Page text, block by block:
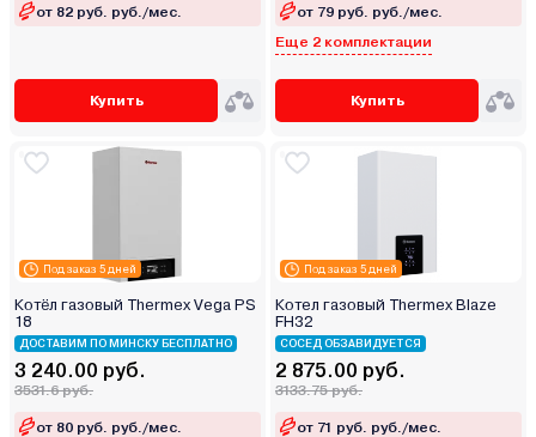
от 82 руб. руб./мес.
Купить
от 79 руб. руб./мес.
Еще 2 комплектации
Купить
Под заказ 5 дней
Котёл газовый Thermex Vega PS
18
ДОСТАВИМ ПО МИНСКУ БЕСПЛАТНО
3 240.00 руб.
3531.6 руб.
от 80 руб. руб./мес.
Под заказ 5 дней
Котел газовый Thermex Blaze
FН32
СОСЕД ОБЗАВИДУЕТСЯ
2 875.00 руб.
3133.75 руб.
от 71 руб. руб./мес.